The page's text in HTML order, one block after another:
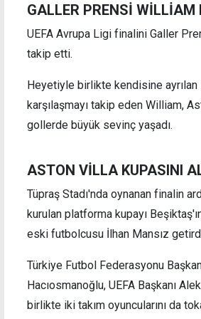
GALLER PRENSİ WİLLİAM
UEFA Avrupa Ligi finalini Galler
takip etti.
Heyetiyle birlikte kendisine ayrılan
karşılaşmayı takip eden William,
gollerde büyük sevinç yaşadı.
ASTON VİLLA KUPASINI
Tüpraş Stadı'nda oynanan finalin
kurulan platforma kupayı
eski futbolcusu İlhan Mansız
Türkiye Futbol Federasyonu
Hacıosmanoğlu, UEFA Başkanı
birlikte iki takım oyuncularını da